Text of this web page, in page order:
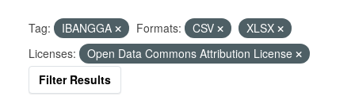
Tag: IBANGGA Formats: CSV
XLSX
Licenses:
Open Data Commons Attribution License
Filter Results